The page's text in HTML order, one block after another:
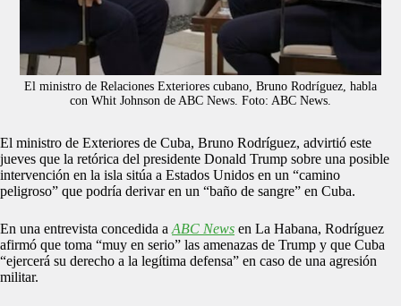
El ministro de Relaciones Exteriores cubano, Bruno Rodríguez, habla
con Whit Johnson de ABC News. Foto: ABC News.
El ministro de Exteriores de Cuba, Bruno Rodríguez, advirtió este
jueves que la retórica del presidente Donald Trump sobre una posible
intervención en la isla sitúa a Estados Unidos en un “camino
peligroso” que podría derivar en un “baño de sangre” en Cuba.
En una entrevista concedida a ABC News en La Habana, Rodríguez
afirmó que toma “muy en serio” las amenazas de Trump y que Cuba
“ejercerá su derecho a la legítima defensa” en caso de una agresión
militar.